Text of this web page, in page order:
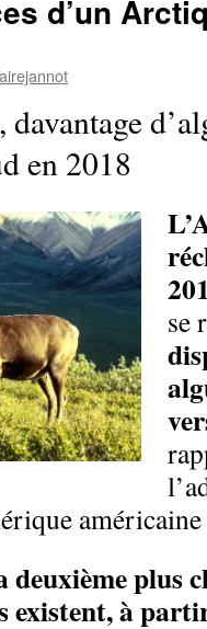
d’un
en 2018
se
deuxième plus
existent, à